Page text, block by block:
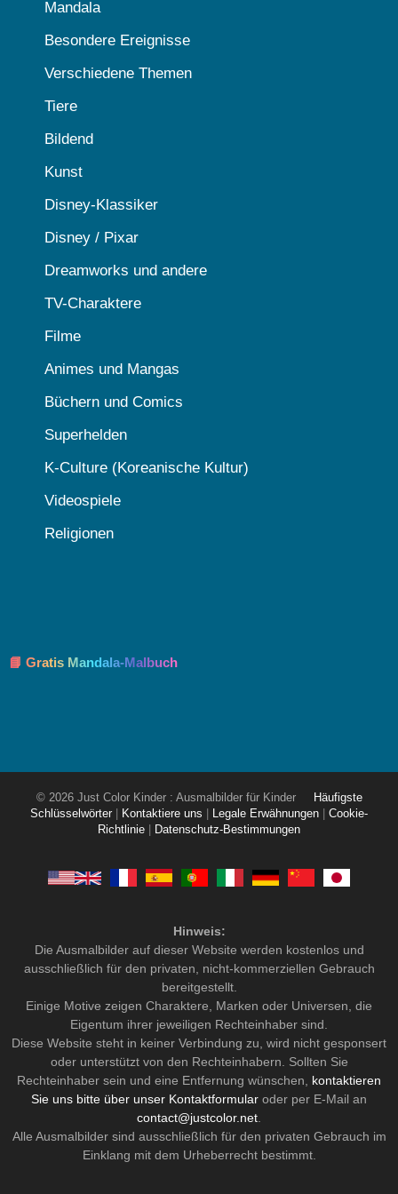
Mandala
Besondere Ereignisse
Verschiedene Themen
Tiere
Bildend
Kunst
Disney-Klassiker
Disney / Pixar
Dreamworks und andere
TV-Charaktere
Filme
Animes und Mangas
Büchern und Comics
Superhelden
K-Culture (Koreanische Kultur)
Videospiele
Religionen
📘 Gratis Mandala-Malbuch
© 2026 Just Color Kinder : Ausmalbilder für Kinder
Häufigste
Schlüsselwörter
Kontaktiere uns Legale Erwähnungen
Cookie-
Richtlinie
Datenschutz-Bestimmungen
Hinweis:
Die Ausmalbilder auf dieser Website werden kostenlos und
ausschließlich für den privaten, nicht-kommerziellen Gebrauch
bereitgestellt.
Einige Motive zeigen Charaktere, Marken oder Universen, die
Eigentum ihrer jeweiligen Rechteinhaber sind.
Diese Website steht in keiner Verbindung zu, wird nicht gesponsert
oder unterstützt von den Rechteinhabern. Sollten Sie
Rechteinhaber sein und eine Entfernung wünschen, kontaktieren
Sie uns bitte über unser Kontaktformular oder per E-Mail an
contact@justcolor.net.
Alle Ausmalbilder sind ausschließlich für den privaten Gebrauch im
Einklang mit dem Urheberrecht bestimmt.